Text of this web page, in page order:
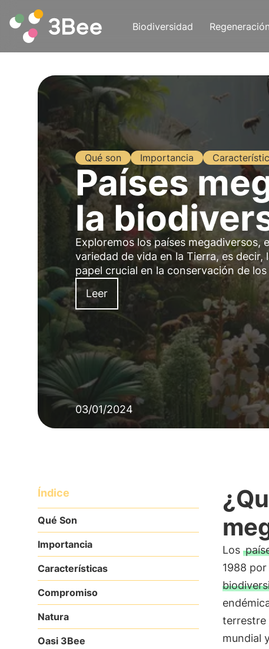
Biodiversidad Regeneración
Qué son Importancia
Países
la
Exploremos los países megadiversos,
variedad de vida en la Tierra, es
papel crucial en la conservación de
Leer
03/01/2024
Índice
Qué Son
Importancia
Características
Compromiso
Natura
Oasi 3Bee
Los
1988
terrestre
mundial